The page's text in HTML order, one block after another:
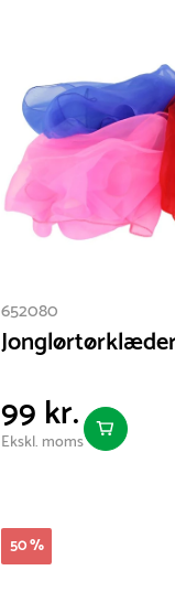
652080
99 kr.
Ekskl. moms
50 %